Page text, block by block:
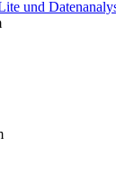
und